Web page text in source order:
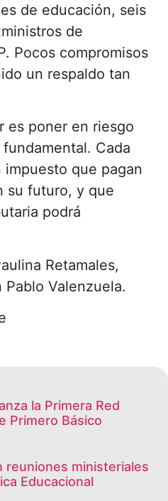
de educación, seis
de
Pocos compromisos
un respaldo tan
es poner en riesgo
Cada
que pagan
su futuro, y que
podrá
Retamales,
Pablo Valenzuela.
la Primera Red
Primero Básico
reuniones ministeriales
Educacional